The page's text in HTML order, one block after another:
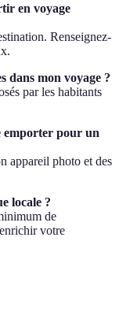
en voyage
Renseignez-
dans mon voyage ?
par les habitants
emporter pour un
appareil photo et des
locale ?
de
votre